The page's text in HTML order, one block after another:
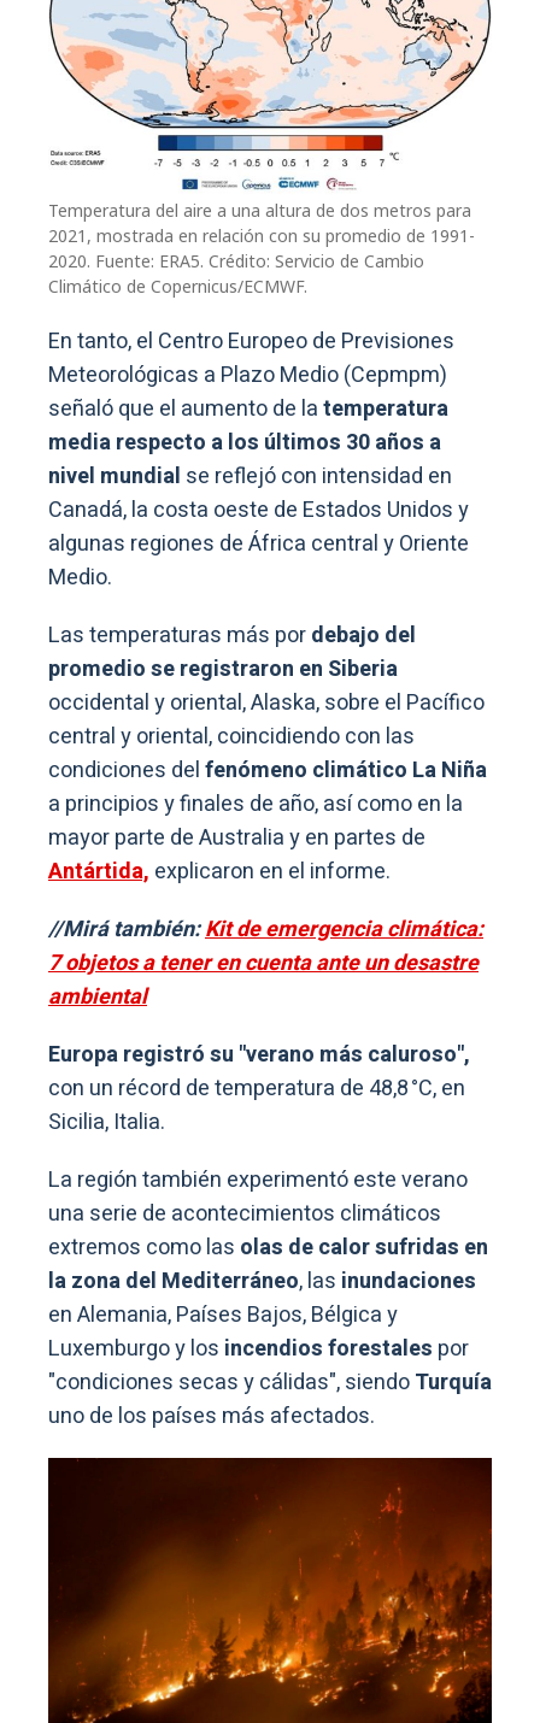
Temperatura del aire a una altura de dos metros para
2021, mostrada en relación con su promedio de 1991-
2020. Fuente: ERA5. Crédito: Servicio de Cambio
Climático de Copernicus/ECMWF.
En tanto, el Centro Europeo de Previsiones
Meteorológicas a Plazo Medio (Cepmpm)
señaló que el aumento de latemperatura
media respecto a los últimos 30 años a
nivel mundial se reflejó con intensidad en
Canadá, la costa oeste de Estados Unidos y
algunas regiones de África central y Oriente
Medio.
Las temperaturas más pordebajo del
promedio se registraron en Siberia
occidental y oriental, Alaska, sobre el Pacífico
central y oriental, coincidiendo con las
condiciones delfenómeno climático La Niña
a principios y finales de año, así como en la
mayor parte de Australia y en partes de
Antártida, explicaron en el informe.
//Mirá también:Kit de emergencia climática:
7 objetos a tener en cuenta ante un desastre
ambiental
Europa registró su "verano más caluroso",
con un récord de temperatura de 48,8 °C, en
Sicilia, Italia.
La región también experimentó este verano
una serie de acontecimientos climáticos
extremos como las olas de calor sufridas en
la zona del Mediterráneo, las inundaciones
en Alemania, Países Bajos, Bélgica y
Luxemburgo y los incendios forestales por
"condiciones secas y cálidas", siendoTurquía
uno de los países más afectados.